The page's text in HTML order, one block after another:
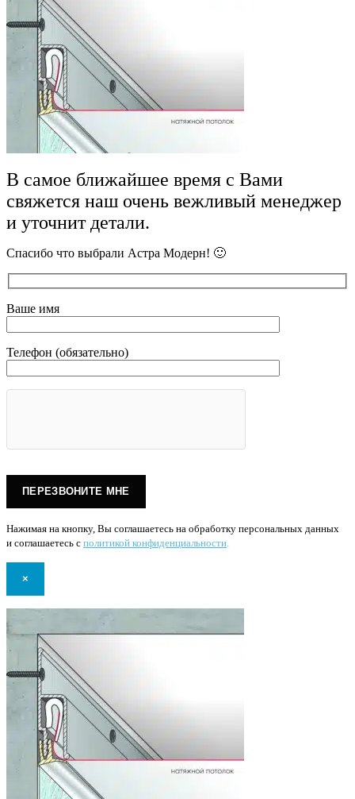
В самое ближайшее время с Вами
свяжется наш очень вежливый менеджер
и уточнит детали.
Спасибо что выбрали Астра Модерн! 🙂
Ваше имя
Телефон (обязательно)
Нажимая на кнопку, Вы соглашаетесь на обработку персональных данных
и соглашаетесь с политикой конфиденциальности.
×